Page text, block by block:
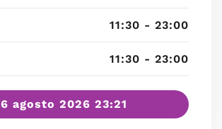
11:30 - 23:00
11:30 - 23:00
6 agosto 2026 23:21